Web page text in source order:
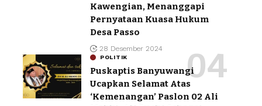
Kawengian, Menanggapi
Pernyataan Kuasa Hukum
Desa Passo
28 Desember 2024
POLITIK
Puskaptis Banyuwangi
Ucapkan Selamat Atas
‘Kemenangan’ Paslon 02 Ali